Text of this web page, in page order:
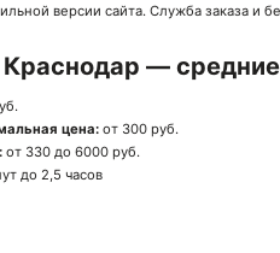
версии сайта. Служба заказа и
—
цена: от 300 руб.
от 330 до 6000 руб.
до 2,5 часов